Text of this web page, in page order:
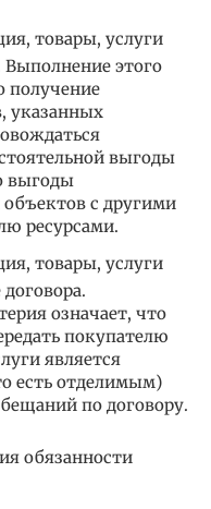
товары, услуги
этого
получение
указанных
выгоды
выгоды
объектов с другими
ресурсами.
товары, услуги
означает, что
покупателю
является
есть отделимым)
по договору.
обязанности